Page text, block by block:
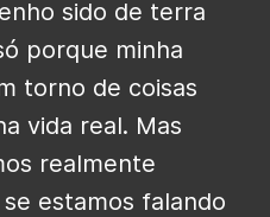
sido de terra
porque minha
torno de coisas
vida real. Mas
realmente
estamos falando